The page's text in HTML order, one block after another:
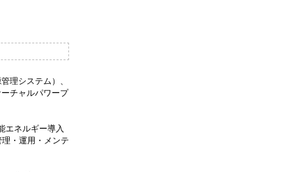
理システム）、
チャルパワープ
エネルギー導入
・運用・メンテ